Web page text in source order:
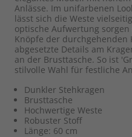
Anlässe. Im unifarbenen
lässt sich die Weste
optische Aufwertung
Knöpfe der durchgehenden
abgesetzte Details am
an der Brusttasche. So ist
stilvolle Wahl für festliche
Dunkler Stehkragen
Brusttasche
Hochwertige Weste
Robuster Stoff
Länge: 60 cm